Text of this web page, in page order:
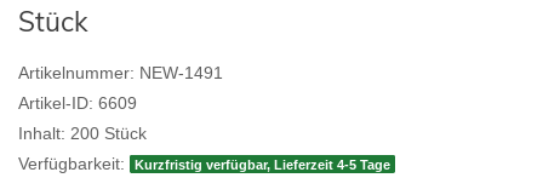
Stück
Artikelnummer: NEW-1491
Artikel-ID: 6609
Inhalt: 200 Stück
Verfügbarkeit:
Kurzfristig verfügbar, Lieferzeit 4-5 Tage